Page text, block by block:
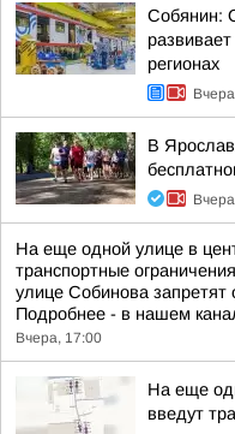
Собянин:
регионах
В
На еще одной улице в
транспортные
улице Собинова запретят
Подробнее - в нашем
Вчера, 17:00
На еще
введут